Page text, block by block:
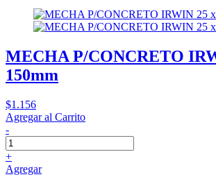
MECHA P/CONCRETO
150mm
$1.156
Agregar al Carrito
-
+
Agregar